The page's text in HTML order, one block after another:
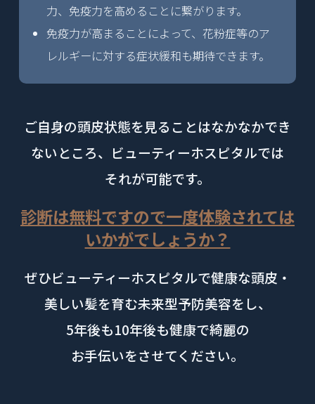
力、免疫力を高めることに繋がります。
免疫力が高まることによって、花粉症等のア
レルギーに対する症状緩和も期待できます。
ご自身の頭皮状態を見ることはなかなかでき
ないところ、ビューティーホスピタルでは
それが可能です。
診断は無料ですので一度体験されては
いかがでしょうか？
ぜひビューティーホスピタルで健康な頭皮・
美しい髪を育む未来型予防美容をし、
5年後も10年後も健康で綺麗の
お手伝いをさせてください。